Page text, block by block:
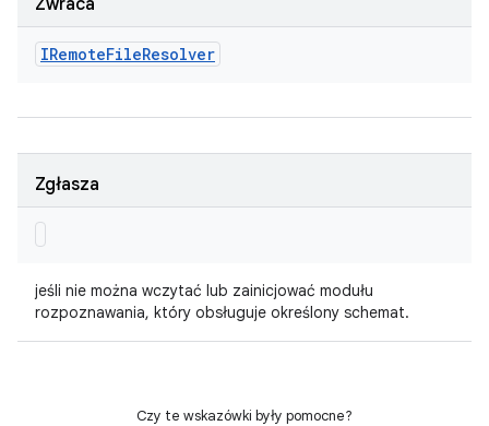
Zwraca
IRemoteFileResolver
Zgłasza
jeśli nie można wczytać lub zainicjować modułu
rozpoznawania, który obsługuje określony schemat.
Czy te wskazówki były pomocne?